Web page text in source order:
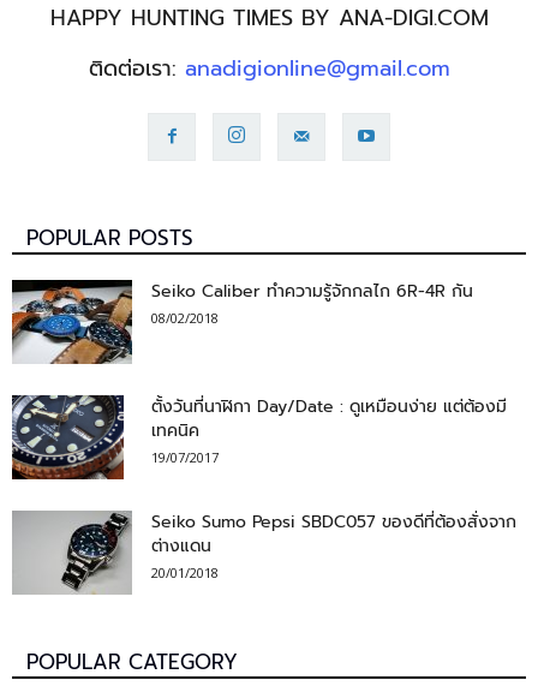
HAPPY HUNTING TIMES BY ANA-DIGI.COM
ติดต่อเรา: anadigionline@gmail.com
POPULAR POSTS
Seiko Caliber ทำความรู้จักกลไก 6R-4R กัน
08/02/2018
ตั้งวันที่นาฬิกา Day/Date : ดูเหมือนง่าย แต่ต้องมี
เทคนิค
19/07/2017
Seiko Sumo Pepsi SBDC057 ของดีที่ต้องสั่งจาก
ต่างแดน
20/01/2018
POPULAR CATEGORY